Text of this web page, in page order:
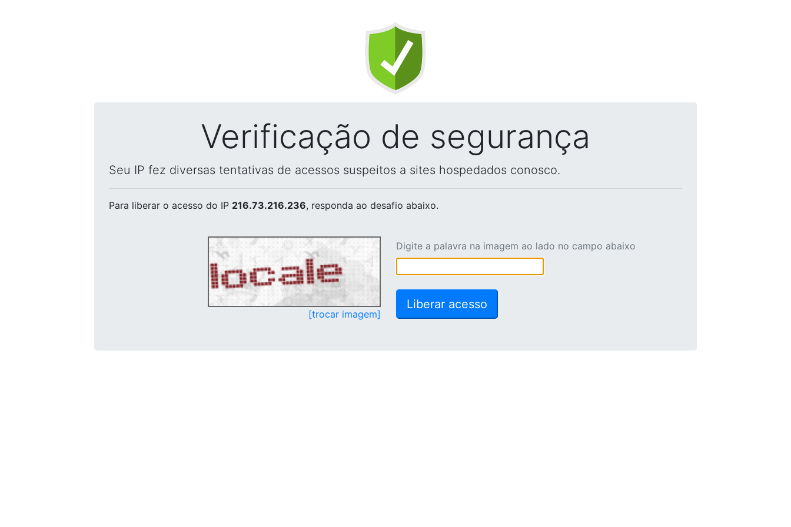
Verificação de segurança
Seu IP fez diversas tentativas de acessos suspeitos a sites hospedados conosco.
Para liberar o acesso do IP 216.73.216.236, responda ao desafio abaixo.
[trocar imagem]
Digite a palavra na imagem ao lado no campo abaixo